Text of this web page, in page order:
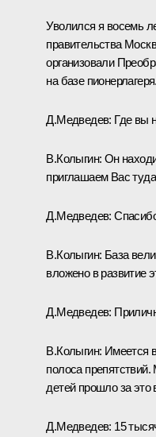
Уволился я восемь
правительства
организовали
на базе пионерлагеря.
Д.Медведев: Где вы
В.Колыгин: Он
приглашаем Вас
Д.Медведев:
В.Колыгин: База
вложено в развитие
Д.Медведев:
В.Колыгин: Имеется
полоса
детей прошло за это
Д.Медведев: 15